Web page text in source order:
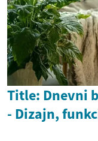
Title: Dnevni
- Dizajn,